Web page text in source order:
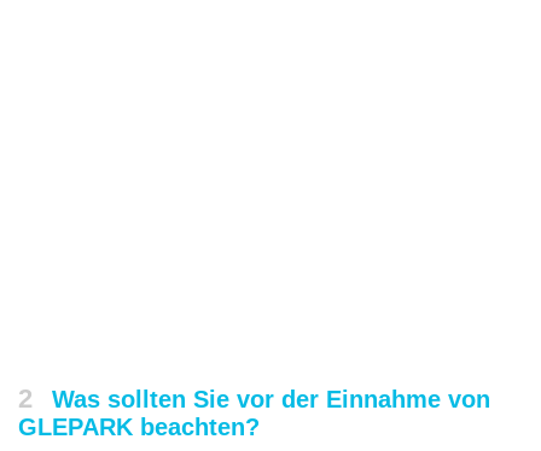
2
Was sollten Sie vor der Einnahme von
GLEPARK beachten?